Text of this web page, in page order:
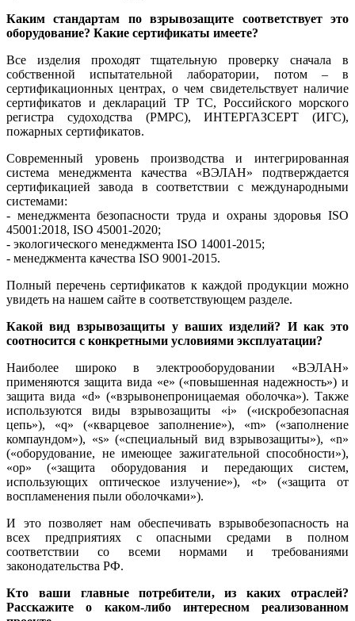
Каким стандартам по взрывозащите соответствует это
оборудование? Какие сертификаты имеете?
Все изделия проходят тщательную проверку сначала в
собственной испытательной лаборатории, потом – в
сертификационных центрах, о чем свидетельствует наличие
сертификатов и деклараций ТР ТС, Российского морского
регистра судоходства (РМРС), ИНТЕРГАЗСЕРТ (ИГС),
пожарных сертификатов.
Современный уровень производства и интегрированная
система менеджмента качества «ВЭЛАН» подтверждается
сертификацией завода в соответствии с международными
системами:
- менеджмента безопасности труда и охраны здоровья ISO
45001:2018, ISO 45001-2020;
- экологического менеджмента ISO 14001-2015;
- менеджмента качества ISO 9001-2015.
Полный перечень сертификатов к каждой продукции можно
увидеть на нашем сайте в соответствующем разделе.
Какой вид взрывозащиты у ваших изделий? И как это
соотносится с конкретными условиями эксплуатации?
Наиболее широко в электрооборудовании «ВЭЛАН»
применяются защита ви­да «e» («повышенная надежность») и
защита ви­да «d» («взрывонепроницаемая оболочка»). Также
используются ви­ды взрывозащиты «i» («искробезопасная
цепь»), «q» («кварцевое заполнение»), «m» («заполнение
компаундом»), «s» («специальный вид взрывозащиты»), «n»
(«оборудование, не имеющее зажигательной способности»),
«op» («защита оборудования и передающих систем,
использующих оптическое излучение»), «t» («защита от
воспламенения пы­ли оболочками»).
И это позволяет нам обеспечивать взрывобезопасность на
всех предприятиях с опасными средами в полном
соответствии со всеми нормами и требованиями
законодательства РФ.
Кто ваши главные потребители, из каких отраслей?
Расскажите о каком-либо интересном реализованном